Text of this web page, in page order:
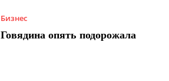
Бизнес
Говядина опять подорожала